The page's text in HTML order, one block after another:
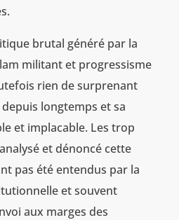
brutal généré par la
militant et progressisme
rien de surprenant
longtemps et sa
et implacable. Les trop
et dénoncé cette
pas été entendus par la
et souvent
aux marges des